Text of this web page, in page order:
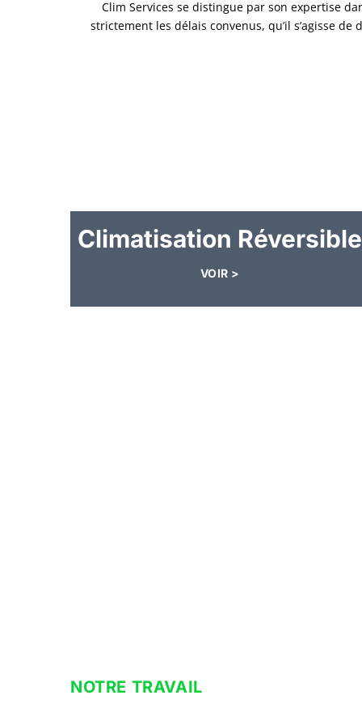
Clim Services se distingue par son expertise
strictement les délais convenus, qu’il s’agisse
Climatisation Réversible
VOIR >
NOTRE TRAVAIL